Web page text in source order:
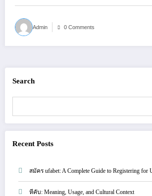
Admin 0 Comments
Search
Recent Posts
สมัคร ufabet: A Complete Guide to Registering for
หีคับ: Meaning, Usage, and Cultural Context